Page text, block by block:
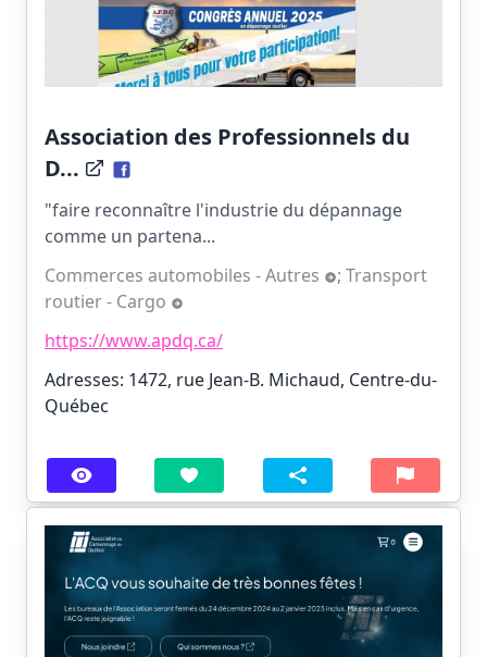
Association des Professionnels du
D...
"faire reconnaître l'industrie du dépannage
comme un partena...
Commerces automobiles - Autres
; Transport
routier - Cargo
https://www.apdq.ca/
Adresses: 1472, rue Jean-B. Michaud, Centre-du-
Québec